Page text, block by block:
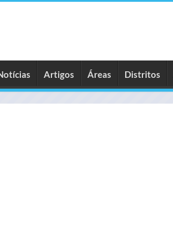
Artigos Áreas Distritos